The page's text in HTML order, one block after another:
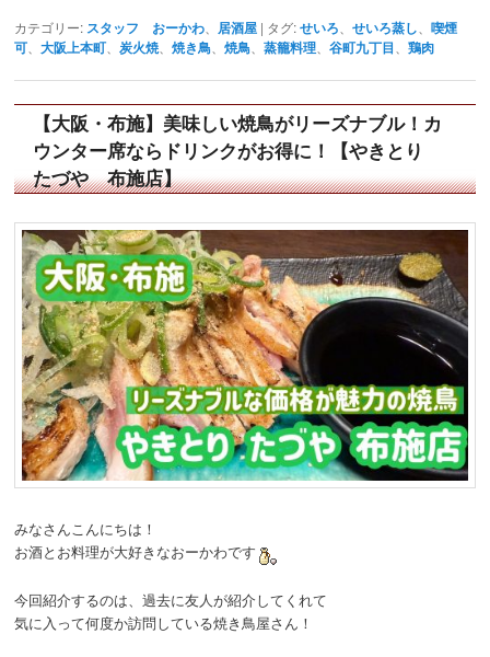
カテゴリー: スタッフ おーかわ 居酒屋 | タグ: せいろ 、せいろ蒸し 、喫煙
可 、大阪上本町、 炭火焼 、焼き鳥 、焼鳥 、蒸籠料理 、谷町九丁目 、鶏肉
【大阪・布施】美味しい焼鳥がリーズナブル！カ
ウンター席ならドリンクがお得に！【やきとり
たづや 布施店】
みなさんこんにちは！
お酒とお料理が大好きなおーかわです
今回紹介するのは、過去に友人が紹介してくれて
気に入って何度か訪問している焼き鳥屋さん！